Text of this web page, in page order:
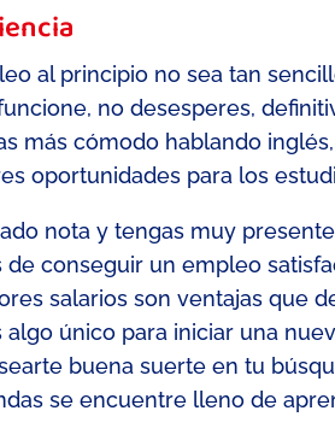
al principio no sea tan
, no desesperes,
máscómodo hablando
oportunidades para los
nota y tengas muy
conseguir un empleo
salarios son ventajas que
algo único para iniciar una
buena suerte en tu
se encuentre lleno de